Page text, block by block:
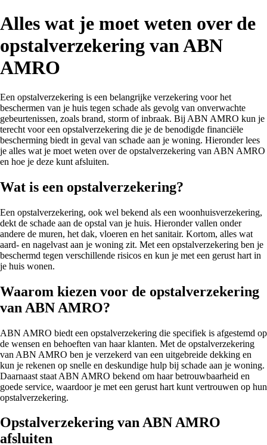
Alles wat je moet weten over de
opstalverzekering van ABN
AMRO
Een opstalverzekering is een belangrijke verzekering voor het
beschermen van je huis tegen schade als gevolg van onverwachte
gebeurtenissen, zoals brand, storm of inbraak. Bij ABN AMRO kun je
terecht voor een opstalverzekering die je de benodigde financiële
bescherming biedt in geval van schade aan je woning. Hieronder lees
je alles wat je moet weten over de opstalverzekering van ABN AMRO
en hoe je deze kunt afsluiten.
Wat is een opstalverzekering?
Een opstalverzekering, ook wel bekend als een woonhuisverzekering,
dekt de schade aan de opstal van je huis. Hieronder vallen onder
andere de muren, het dak, vloeren en het sanitair. Kortom, alles wat
aard- en nagelvast aan je woning zit. Met een opstalverzekering ben je
beschermd tegen verschillende risicos en kun je met een gerust hart in
je huis wonen.
Waarom kiezen voor de opstalverzekering
van ABN AMRO?
ABN AMRO biedt een opstalverzekering die specifiek is afgestemd op
de wensen en behoeften van haar klanten. Met de opstalverzekering
van ABN AMRO ben je verzekerd van een uitgebreide dekking en
kun je rekenen op snelle en deskundige hulp bij schade aan je woning.
Daarnaast staat ABN AMRO bekend om haar betrouwbaarheid en
goede service, waardoor je met een gerust hart kunt vertrouwen op hun
opstalverzekering.
Opstalverzekering van ABN AMRO
afsluiten